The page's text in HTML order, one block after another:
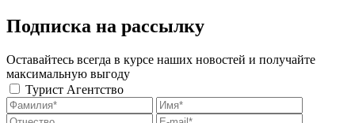
Подписка на рассылку
Оставайтесь всегда в курсе наших новостей и получайте
максимальную выгоду
Турист Агентство